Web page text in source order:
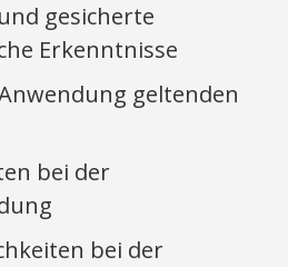
gesicherte
Erkenntnisse
geltenden
bei der
bei der